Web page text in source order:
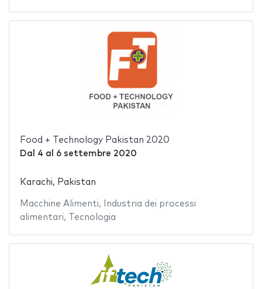
Food + Technology Pakistan 2020
Dal 4 al 6 settembre 2020
Karachi, Pakistan
Macchine Alimenti,
Industria dei processi
alimentari, Tecnologia